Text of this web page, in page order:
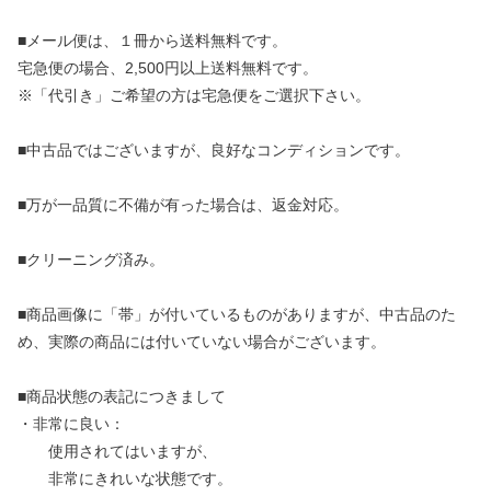
■メール便は、１冊から送料無料です。
宅急便の場合、2,500円以上送料無料です。
※「代引き」ご希望の方は宅急便をご選択下さい。
■中古品ではございますが、良好なコンディションです。
■万が一品質に不備が有った場合は、返金対応。
■クリーニング済み。
■商品画像に「帯」が付いているものがありますが、中古品のた
め、実際の商品には付いていない場合がございます。
■商品状態の表記につきまして
・非常に良い：
使用されてはいますが、
非常にきれいな状態です。